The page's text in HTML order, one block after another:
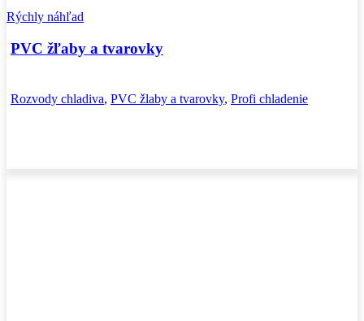
Rýchly náhľad
PVC žľaby a tvarovky
Rozvody chladiva, PVC žlaby a tvarovky, Profi chladenie